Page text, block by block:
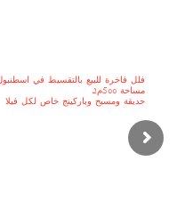
فلل فاخرة للبيع بالتقسيط في اسطنبول
مساحة 500م2
حديقة ومسبح وباركينج خاص لكل فيلا